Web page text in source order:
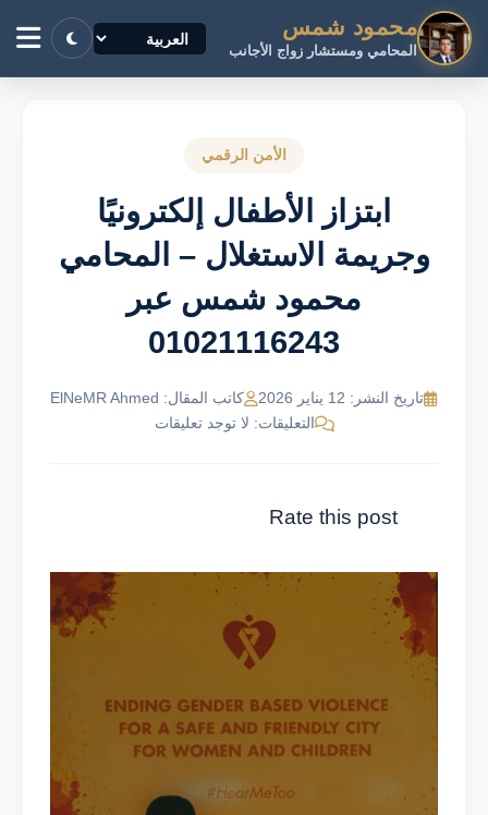
محمود شمس
المحامي ومستشار زواج الأجانب
الأمن الرقمي
ابتزاز الأطفال إلكترونيًا
وجريمة الاستغلال – المحامي
محمود شمس عبر
01021116243
تاريخ النشر: 12 يناير 2026
كاتب المقال: ElNeMR Ahmed
التعليقات: لا توجد تعليقات
Rate this post